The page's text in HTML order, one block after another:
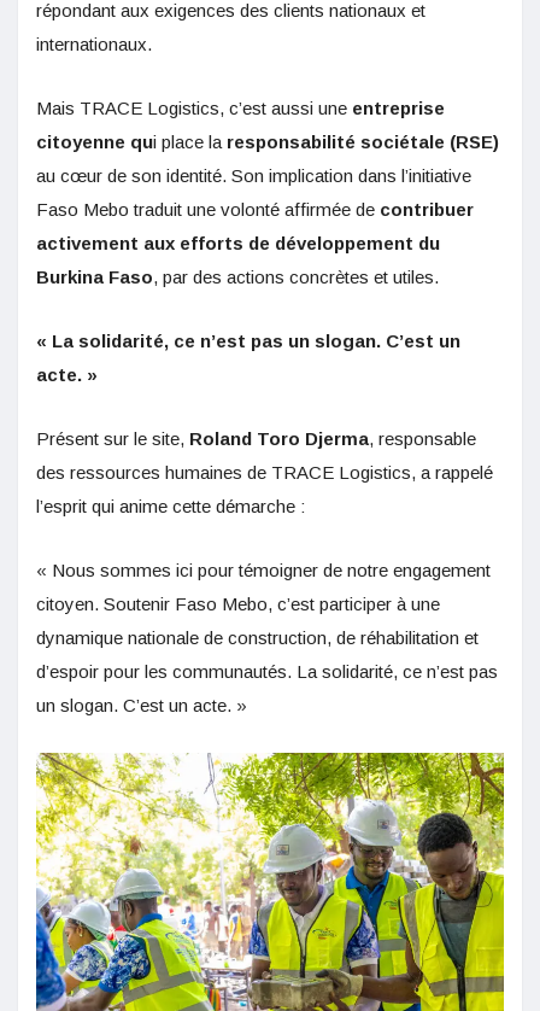
répondant aux exigences des clients nationaux et
internationaux.
Mais TRACE Logistics, c’est aussi une entreprise
citoyenne qui place la responsabilité sociétale (RSE)
au cœur de son identité. Son implication dans l’initiative
Faso Mebo traduit une volonté affirmée de contribuer
activement aux efforts de développement du
Burkina Faso, par des actions concrètes et utiles.
« La solidarité, ce n’est pas un slogan. C’est un
acte. »
Présent sur le site, Roland Toro Djerma, responsable
des ressources humaines de TRACE Logistics, a rappelé
l’esprit qui anime cette démarche :
« Nous sommes ici pour témoigner de notre engagement
citoyen. Soutenir Faso Mebo, c’est participer à une
dynamique nationale de construction, de réhabilitation et
d’espoir pour les communautés. La solidarité, ce n’est pas
un slogan. C’est un acte. »